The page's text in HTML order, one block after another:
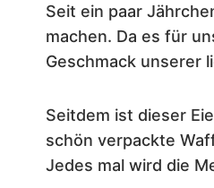
Seit ein paar
machen. Da es für
Geschmack unserer
Seitdem ist dieser
schön verpackte
Jedes mal wird die